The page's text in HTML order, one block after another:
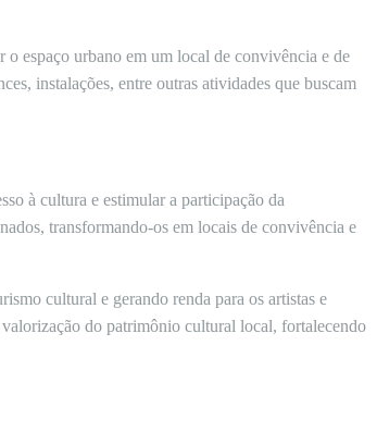
o espaço urbano em um local de convivência e de
instalações, entre outras atividades que buscam
à cultura e estimular a participação da
transformando-os em locais de convivência e
cultural e gerando renda para os artistas e
do patrimônio cultural local, fortalecendo